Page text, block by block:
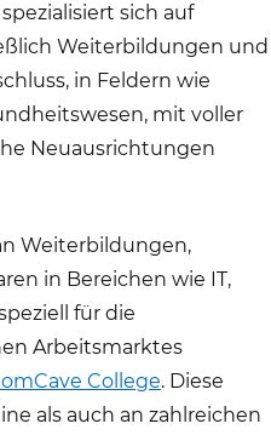
spezialisiert sich auf
Weiterbildungen und
in Feldern wie
mit voller
Neuausrichtungen
Weiterbildungen,
in Bereichen wie IT,
für die
Arbeitsmarktes
College. Diese
als auch an zahlreichen